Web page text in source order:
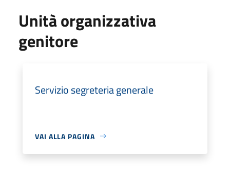
Unità organizzativa
genitore
Servizio segreteria generale
VAI ALLA PAGINA